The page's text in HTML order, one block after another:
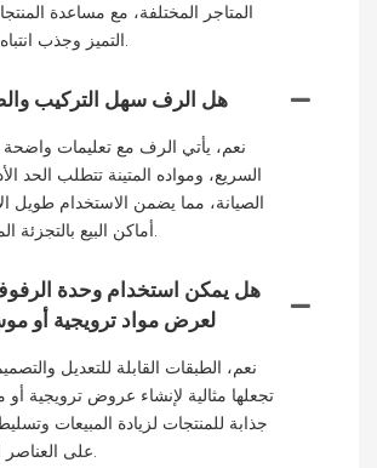
المتاجر المختلفة، مع مساعدة
التميز وجذب انتباه العملاء.
هل الرف سهل التركيب
نعم، يأتي الرف مع تعليمات واضحة
السريع، ومواده المتينة تتطلب الحد
الصيانة، مما يضمن الاستخدام طويل
أماكن البيع بالتجزئة المزدحمة.
هل يمكن استخدام وحدة
لعرض مواد ترويجية أو
نعم، الطبقات القابلة للتعديل
تجعلها مثالية لإنشاء عروض ترويجية
جذابة للمنتجات لزيادة المبيعات
على العناصر المميزة.